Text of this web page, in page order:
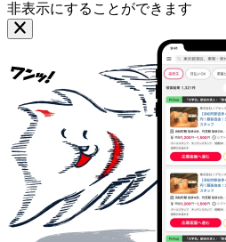
非表示にすることができます